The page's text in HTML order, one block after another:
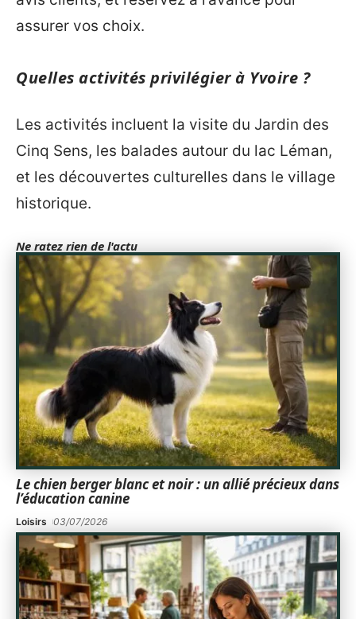
assurer vos choix.
Quelles activités privilégier à Yvoire ?
Les activités incluent la visite du Jardin des
Cinq Sens, les balades autour du lac Léman,
et les découvertes culturelles dans le village
historique.
Ne ratez rien de l'actu
Le chien berger blanc et noir : un allié précieux dans
l’éducation canine
Loisirs 03/07/2026